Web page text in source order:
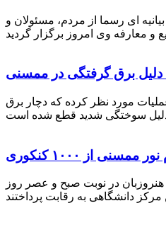
بیانیه ای رسما از مردم، مسئولان و
برق گرفتگی در ممسنی
مورد نظر کرده که دچار برق
از ۱۰۰۰ کنکوری
های علوم تجربی، علوم ریاضی، هنروزبان در نوبت صبح و عصر روز